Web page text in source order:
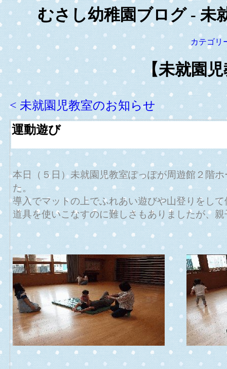
むさし幼稚園ブログ - 未
カテゴリ
【未就園
< 未就園児教室のお知らせ
運動遊び
本日（５日）未就園児教室ぽっぽが周遊館２階
た。
導入でマットの上でふれあい遊びや山登りをし
道具を使いこなすのに難しさもありましたが、